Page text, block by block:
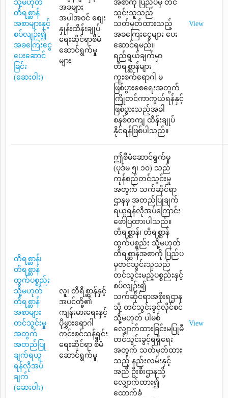
သို့မဟုတ်
တိရစ္ဆာန်
အစာများနှင့်
စပ်လျဉ်း၍
အခကြေးငွေ
ပေးဆောင်
ခြင်း
(ဆေးဝါး)
အခများ
အပါအဝင် စျေး
နှုန်းထိန်းချုပ်
ရေးဆိုင်ရာစီမံ
ဆောင်ရွက်မှု
များ
အစာကို ပြည်ပမှ တင်
သွင်းသူသည်
သတ်မှတ်ထားသည့်
အခကြေးငွေများ ပေး
ဆောင်ရမည်။
ရည်ရွယ်ချက်မှာ
တိရစ္ဆာန်များ
ကူးစက်ရောဂါ မ
ဖြစ်ပွားစေရေးအတွက်
ကြိုတင်ကာကွယ်ရန်နှင့်
ဖြစ်ပွားသည့်အခါ
စနစ်တကျ ထိန်းချုပ်
နိုင်ရန်ဖြစ်ပါသည်။
View
တိရစ္ဆာန်၊
တိရစ္ဆာန်
ထွက်ပစ္စည်း
သို့မဟုတ်
တိရစ္ဆာန်
အစာများ
တင်သွင်းမှု
အတွက်
အတည်ပြု
ချက်ရယူ
ရန်လိုအပ်
ချက်
(ဆေးဝါး)
လူ၊ တိရိစ္ဆာန်နှင့်
အပင်တို့၏
ကျန်းမားရေးနှင့်
ပိုမွှားရောဂါ
ကင်းစင်သန့်ရှင်း
ရေးဆိုင်ရာ စီမံ
ဆောင်ရွက်မှု
ဤစီမံဆောင်ရွက်မှု
(ပုဒ်မ ၅၊ ၁၀) သည်
ကုန်စည်တင်သွင်းမှု
အတွက် သက်ဆိုင်ရာ
ဌာနမှ အတည်ပြုချက်
ရယူရန်လိုအပ်ကြောင်း
ဖော်ပြထားပါသည်။
တိရစ္ဆာန်၊ တိရစ္ဆာန်
ထွက်ပစ္စည်း သို့မဟုတ်
တိရစ္ဆာန်အစာကို ပြည်ပ
မှတင်သွင်းသူသည်
တင်သွင်းမည့်ပစ္စည်းနှင့်
စပ်လျဉ်း၍
သက်ဆိုင်ရာအစိုးရဌာန
သို့ တင်သွင်းခွင့်လိုင်စင်
သို့မဟုတ် ပါမစ်
လျှောက်ထားခြင်းမပြုမီ
တင်သွင်းခွင့်ရရှိရေး
အတွက် သတ်မှတ်ထား
သည့် နည်းလမ်းနှင့်
အညီ ဦးစီးဌာနသို့
လျှောက်ထား၍
ထောက်ခံ
View